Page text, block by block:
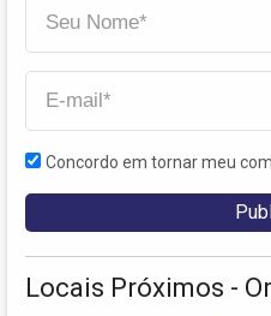
Concordo em tornar meu
Locais Próximos -